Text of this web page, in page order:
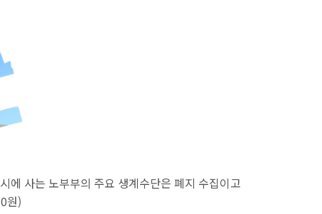
에 사는 노부부의 주요 생계수단은 폐지 수집이고
원)